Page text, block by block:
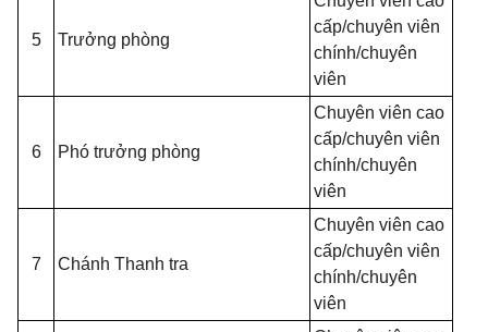
5 Trưởng phòng
cấp/chuyên viên
chính/chuyên
viên
6 Phó trưởng phòng
Chuyên viên cao
cấp/chuyên viên
chính/chuyên
viên
7 Chánh Thanh tra
Chuyên viên cao
cấp/chuyên viên
chính/chuyên
viên